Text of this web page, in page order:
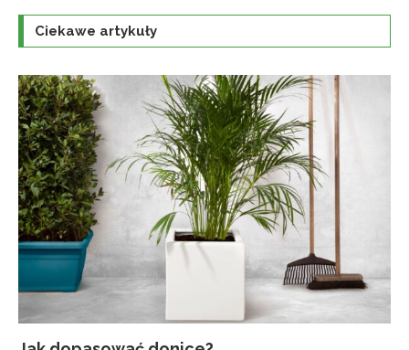
Ciekawe artykuły